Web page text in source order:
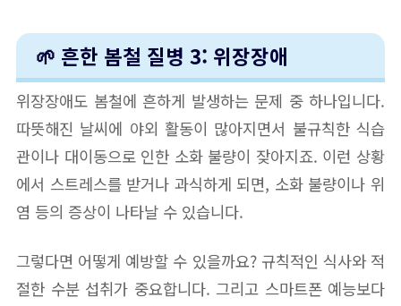
🌱 흔한 봄철 질병 3: 위장장애
위장장애도 봄철에 흔하게 발생하는 문제 중 하나입니다.
따뜻해진 날씨에 야외 활동이 많아지면서 불규칙한 식습
관이나 대이동으로 인한 소화 불량이 잦아지죠. 이런 상황
에서 스트레스를 받거나 과식하게 되면, 소화 불량이나 위
염 등의 증상이 나타날 수 있습니다.
그렇다면 어떻게 예방할 수 있을까요? 규칙적인 식사와 적
절한 수분 섭취가 중요합니다. 그리고 스마트폰 예능보다